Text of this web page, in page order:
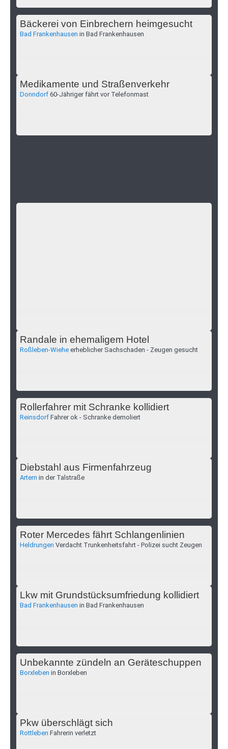
Bäckerei von Einbrechern heimgesucht
Bad Frankenhausen in Bad Frankenhausen
Medikamente und Straßenverkehr
Donndorf 60-Jähriger fährt vor Telefonmast
Randale in ehemaligem Hotel
Roßleben-Wiehe erheblicher Sachschaden - Zeugen gesucht
Rollerfahrer mit Schranke kollidiert
Reinsdorf Fahrer ok - Schranke demoliert
Diebstahl aus Firmenfahrzeug
Artern in der Talstraße
Roter Mercedes fährt Schlangenlinien
Heldrungen Verdacht Trunkenheitsfahrt - Polizei sucht Zeugen
Lkw mit Grundstücksumfriedung kollidiert
Bad Frankenhausen in Bad Frankenhausen
Unbekannte zündeln an Geräteschuppen
Borxleben in Borxleben
Pkw überschlägt sich
Rottleben Fahrerin verletzt